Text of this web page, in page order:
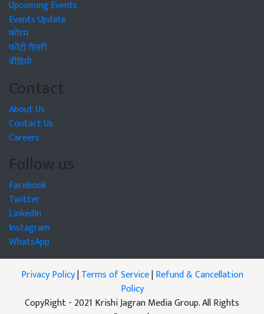
Upcoming Events
Events Update
फोरम
फोटो गैलरी
वीडियो
Contact
About Us
Contact Us
Careers
Follow us
Facebook
Twitter
LinkedIn
Instagram
WhatsApp
Privacy Policy|Terms of Service|Refund & Cancellation
Policy
CopyRight - 2021 Krishi Jagran Media Group. All Rights